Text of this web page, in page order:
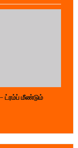
ட்ரம்ப் மீண்டும்